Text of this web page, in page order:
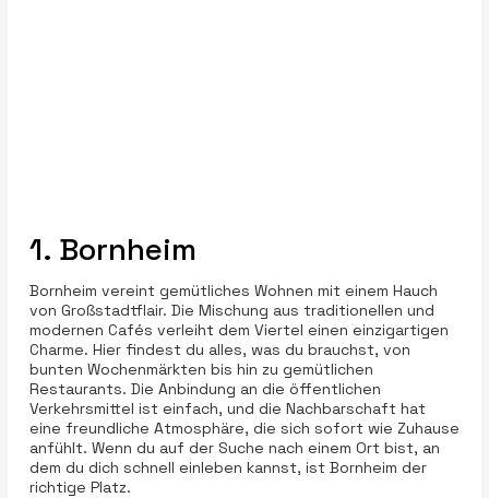
1. Bornheim
Bornheim vereint gemütliches Wohnen mit einem Hauch
von Großstadtflair. Die Mischung aus traditionellen und
modernen Cafés verleiht dem Viertel einen einzigartigen
Charme. Hier findest du alles, was du brauchst, von
bunten Wochenmärkten bis hin zu gemütlichen
Restaurants. Die Anbindung an die öffentlichen
Verkehrsmittel ist einfach, und die Nachbarschaft hat
eine freundliche Atmosphäre, die sich sofort wie Zuhause
anfühlt. Wenn du auf der Suche nach einem Ort bist, an
dem du dich schnell einleben kannst, ist Bornheim der
richtige Platz.